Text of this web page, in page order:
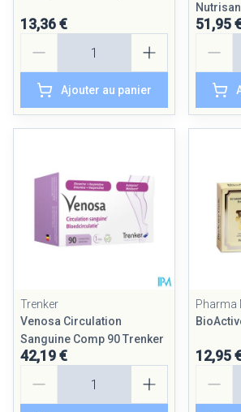
13,36 €
Ajouter au panier
Nutrisan
51,95
Trenker
Venosa Circulation
Sanguine Comp 90 Trenker
42,19 €
Pharma
12,95